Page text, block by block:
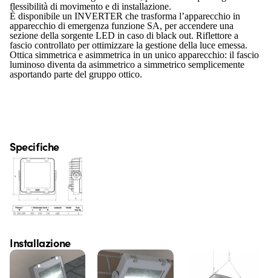
flessibilità di movimento e di installazione.
È disponibile un INVERTER che trasforma l’apparecchio in
apparecchio di emergenza funzione SA, per accendere una
sezione della sorgente LED in caso di black out. Riflettore a
fascio controllato per ottimizzare la gestione della luce emessa.
Ottica simmetrica e asimmetrica in un unico apparecchio: il fascio
luminoso diventa da asimmetrico a simmetrico semplicemente
asportando parte del gruppo ottico.
Specifiche
Installazione